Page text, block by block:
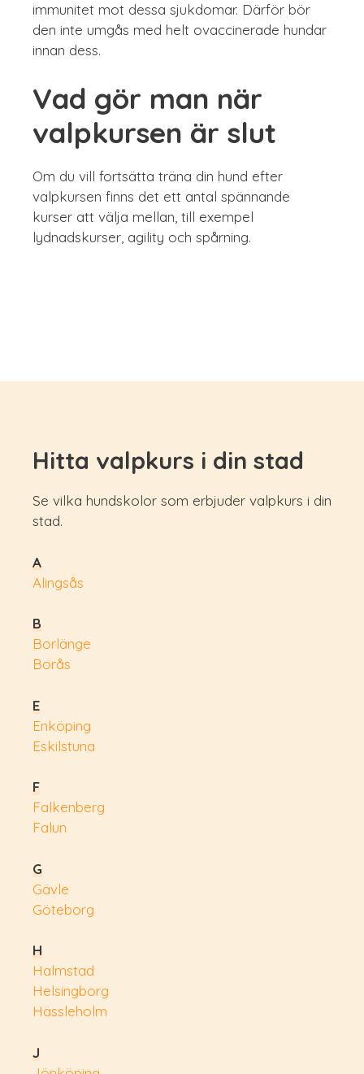
immunitet mot dessa sjukdomar. Därför bör
den inte umgås med helt ovaccinerade hundar
innan dess.
Vad gör man när
valpkursen är slut
Om du vill fortsätta träna din hund efter
valpkursen finns det ett antal spännande
kurser att välja mellan, till exempel
lydnadskurser, agility och spårning.
Hitta valpkurs i din stad
Se vilka hundskolor som erbjuder valpkurs i din
stad.
A
Alingsås
B
Borlänge
Borås
E
Enköping
Eskilstuna
F
Falkenberg
Falun
G
Gävle
Göteborg
H
Halmstad
Helsingborg
Hässleholm
J